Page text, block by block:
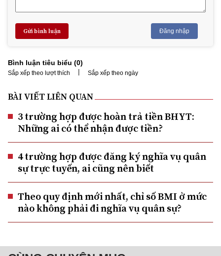
Gửi bình luận Đăng nhập
Bình luận tiêu biểu (0)
Sắp xếp theo lượt thích | Sắp xếp theo ngày
BÀI VIẾT LIÊN QUAN
3 trường hợp được hoàn trả tiền BHYT:
Những ai có thể nhận được tiền?
4 trường hợp được đăng ký nghĩa vụ quân
sự trực tuyến, ai cũng nên biết
Theo quy định mới nhất, chỉ số BMI ở mức
nào không phải đi nghĩa vụ quân sự?